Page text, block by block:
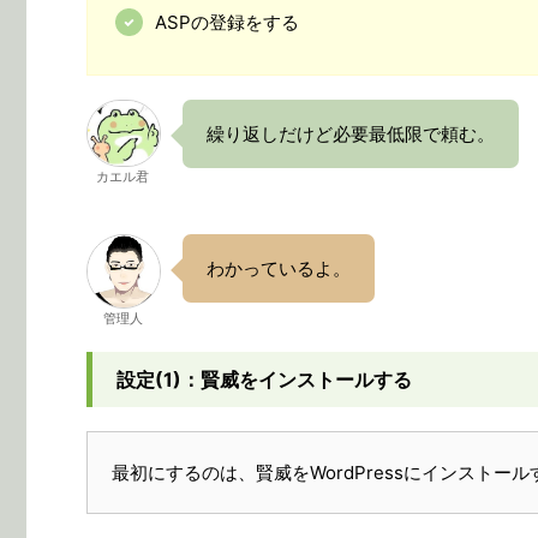
ASPの登録をする
カエル君
繰り返しだけど必要最低限で頼む。
管理人
わかっているよ。
設定(1)：賢威をインストールする
最初にするのは、賢威をWordPressにインストール